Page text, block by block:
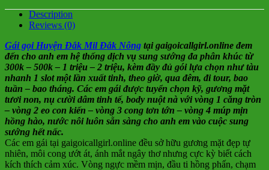
Description
Reviews (0)
Gái gọi Huyện Đắk Mil Đắk Nông tại gaigoicallgirl.online đem
đến cho anh em hệ thống dịch vụ sung sướng đa phân khúc từ
300k – 500k – 1 triệu – 2 triệu, kèm đầy đủ gói lựa chọn như tàu
nhanh 1 slot một lần xuất tinh, theo giờ, qua đêm, đi tour, bao
tuần – bao tháng. Các em gái được tuyển chọn kỹ, gương mặt
tươi non, nụ cười dâm tinh tế, body nuột nà với vòng 1 căng tròn
– vòng 2 eo con kiến – vòng 3 cong tơn tớn – vòng 4 múp mịn
hồng hào, nước nôi luôn sẵn sàng cho anh em vào cuộc sung
sướng hết nấc.
Các em gái tại gaigoicallgirl.online đều sở hữu gương mặt đẹp tự
nhiên, môi cong ướt át, ánh mắt ngây thơ nhưng cực kỳ biết cách
kích thích cảm xúc. Vòng ngực mềm mịn, đầu ti hồng phấn, chạm